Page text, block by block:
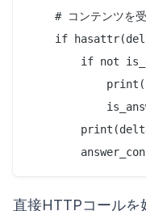
# コンテンツを
if
if not
直接HTTPコールを